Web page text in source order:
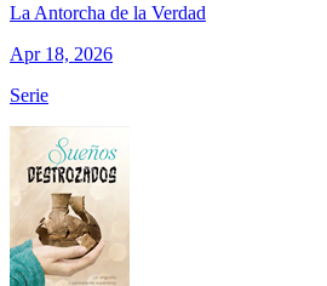
La Antorcha de la Verdad
Apr 18, 2026
Serie